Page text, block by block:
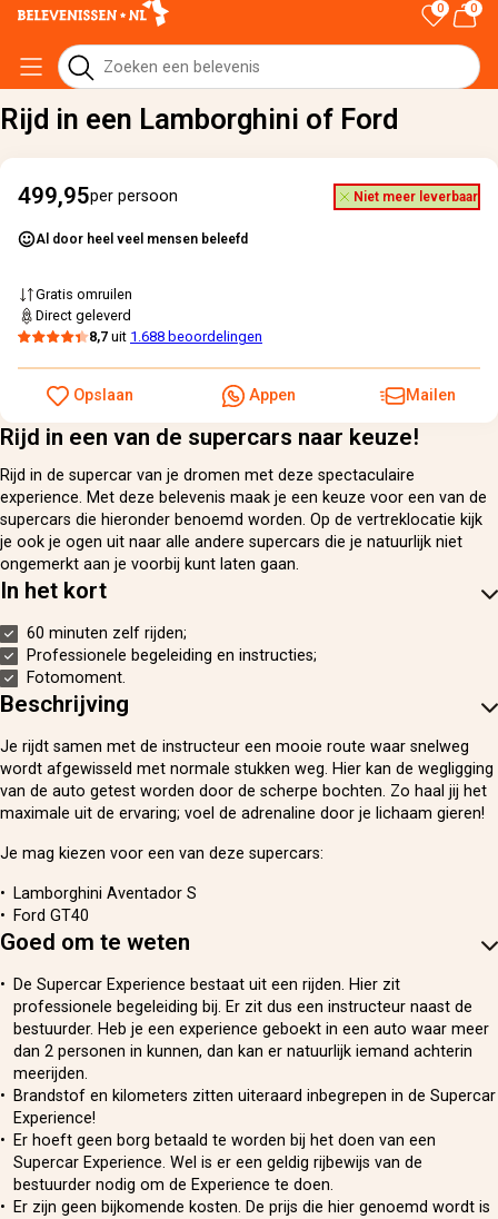
0 0
Home › Alle cadeaus › Rijd in een Lamborghini of Ford
Rijd in een Lamborghini of Ford
Rijd in een van de supercars naar keuze!
Rijd in de supercar van je dromen met deze spectaculaire
experience. Met deze belevenis maak je een keuze voor een van de
supercars die hieronder benoemd worden. Op de vertreklocatie kijk
je ook je ogen uit naar alle andere supercars die je natuurlijk niet
ongemerkt aan je voorbij kunt laten gaan.
In het kort
60 minuten zelf rijden;
Professionele begeleiding en instructies;
Fotomoment.
Beschrijving
Je rijdt samen met de instructeur een mooie route waar snelweg
wordt afgewisseld met normale stukken weg. Hier kan de wegligging
van de auto getest worden door de scherpe bochten. Zo haal jij het
maximale uit de ervaring; voel de adrenaline door je lichaam gieren!
Je mag kiezen voor een van deze supercars:
Lamborghini Aventador S
Ford GT40
Goed om te weten
De Supercar Experience bestaat uit een rijden. Hier zit
professionele begeleiding bij. Er zit dus een instructeur naast de
bestuurder. Heb je een experience geboekt in een auto waar meer
dan 2 personen in kunnen, dan kan er natuurlijk iemand achterin
meerijden.
Brandstof en kilometers zitten uiteraard inbegrepen in de Supercar
Experience!
Er hoeft geen borg betaald te worden bij het doen van een
Supercar Experience. Wel is er een geldig rijbewijs van de
bestuurder nodig om de Experience te doen.
Er zijn geen bijkomende kosten. De prijs die hier genoemd wordt is
499,95per persoon Niet meer leverbaar
Al door heel veel mensen beleefd
Gratis omruilen
Direct geleverd
8,7 uit 1.688 beoordelingen
Opslaan Appen Mailen